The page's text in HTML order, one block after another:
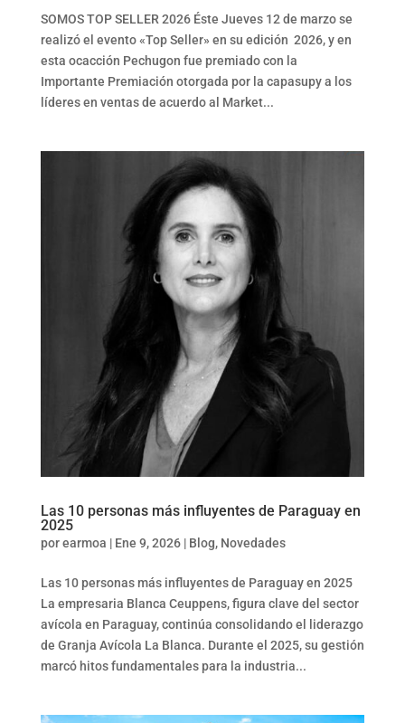
SOMOS TOP SELLER 2026 Éste Jueves 12 de marzo se
realizó el evento «Top Seller» en su edición 2026, y en
esta ocacción Pechugon fue premiado con la
Importante Premiación otorgada por la capasupy a los
líderes en ventas de acuerdo al Market...
Las 10 personas más influyentes de Paraguay en
2025
porearmoa | Ene 9, 2026| Blog, Novedades
Las 10 personas más influyentes de Paraguay en 2025
La empresaria Blanca Ceuppens, figura clave del sector
avícola en Paraguay, continúa consolidando el liderazgo
de Granja Avícola La Blanca. Durante el 2025, su gestión
marcó hitos fundamentales para la industria...